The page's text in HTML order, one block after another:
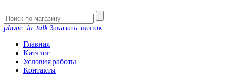
phone_in_talkЗаказать звонок
Главная
Каталог
Условия работы
Контакты